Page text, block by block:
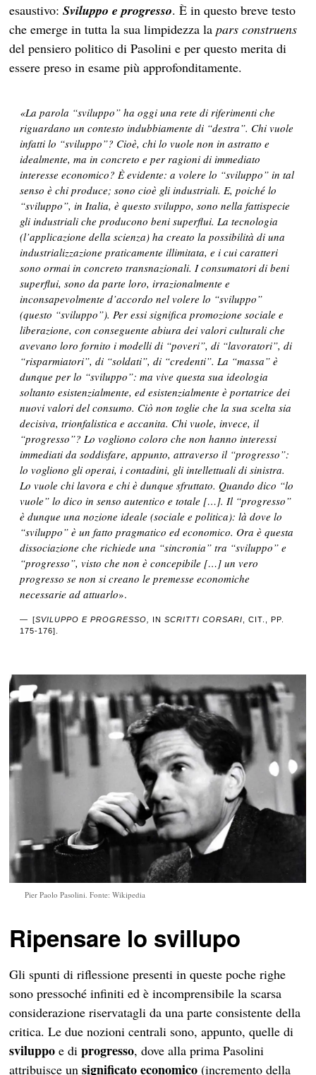
esaustivo:Sviluppo e progresso. È in questo breve testo
che emerge in tutta la sua limpidezza lapars construens
del pensiero politico di Pasolini e per questo merita di
essere preso in esame più approfonditamente.
«La parola “sviluppo” ha oggi una rete di riferimenti che
riguardano un contesto indubbiamente di “destra”. Chi vuole
infatti lo “sviluppo”? Cioè, chi lo vuole non in astratto e
idealmente, ma in concreto e per ragioni di immediato
interesse economico? È evidente: a volere lo “sviluppo” in tal
senso è chi produce; sono cioè gli industriali. E, poiché lo
“sviluppo”, in Italia, è questo sviluppo, sono nella fattispecie
gli industriali che producono beni superflui. La tecnologia
(l’applicazione della scienza) ha creato la possibilità di una
industrializzazione praticamente illimitata, e i cui caratteri
sono ormai in concreto transnazionali. I consumatori di beni
superflui, sono da parte loro, irrazionalmente e
inconsapevolmente d’accordo nel volere lo “sviluppo”
(questo “sviluppo”). Per essi significa promozione sociale e
liberazione, con conseguente abiura dei valori culturali che
avevano loro fornito i modelli di “poveri”, di “lavoratori”, di
“risparmiatori”, di “soldati”, di “credenti”. La “massa” è
dunque per lo “sviluppo”: ma vive questa sua ideologia
soltanto esistenzialmente, ed esistenzialmente è portatrice dei
nuovi valori del consumo. Ciò non toglie che la sua scelta sia
decisiva, trionfalistica e accanita. Chi vuole, invece, il
“progresso”? Lo vogliono coloro che non hanno interessi
immediati da soddisfare, appunto, attraverso il “progresso”:
lo vogliono gli operai, i contadini, gli intellettuali di sinistra.
Lo vuole chi lavora e chi è dunque sfruttato. Quando dico “lo
vuole” lo dico in senso autentico e totale […]. Il “progresso”
è dunque una nozione ideale (sociale e politica): là dove lo
“sviluppo” è un fatto pragmatico ed economico. Ora è questa
dissociazione che richiede una “sincronia” tra “sviluppo” e
“progresso”, visto che non è concepibile […] un vero
progresso se non si creano le premesse economiche
necessarie ad attuarlo».
[SVILUPPO E PROGRESSO, IN SCRITTI CORSARI , CIT., PP.
175-176].
Pier Paolo Pasolini. Fonte: Wikipedia
Ripensare lo svillupo
Gli spunti di riflessione presenti in queste poche righe
sono pressoché infiniti ed è incomprensibile la scarsa
considerazione riservatagli da una parte consistente della
critica. Le due nozioni centrali sono, appunto, quelle di
sviluppo e diprogresso, dove alla prima Pasolini
attribuisce unsignificato economico (incremento della